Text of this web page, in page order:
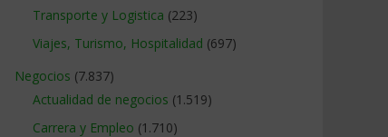
Transporte y Logistica (223)
Viajes, Turismo, Hospitalidad (697)
Negocios (7.837)
Actualidad de negocios (1.519)
Carrera y Empleo (1.710)